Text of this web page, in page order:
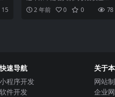
15
口味需求的提高，食堂评价成为
了大众关注的焦点。为了方
2 年前 0 0 78
快速导航
小程序开发
软件开发
关于
网站
企业